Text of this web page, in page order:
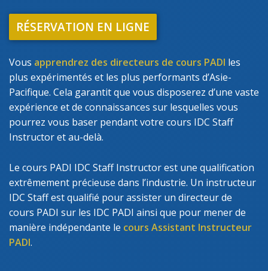
RÉSERVATION EN LIGNE
Vous apprendrez des directeurs de cours PADI les
plus expérimentés et les plus performants d’Asie-
Pacifique. Cela garantit que vous disposerez d’une vaste
expérience et de connaissances sur lesquelles vous
pourrez vous baser pendant votre cours IDC Staff
Instructor et au-delà.
Le cours PADI IDC Staff Instructor est une qualification
extrêmement précieuse dans l’industrie. Un instructeur
IDC Staff est qualifié pour assister un directeur de
cours PADI sur les IDC PADI ainsi que pour mener de
manière indépendante le cours Assistant Instructeur
PADI.